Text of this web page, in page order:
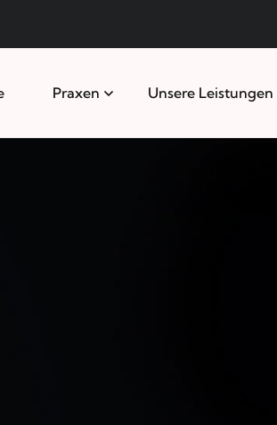
Praxen Unsere Leistungen